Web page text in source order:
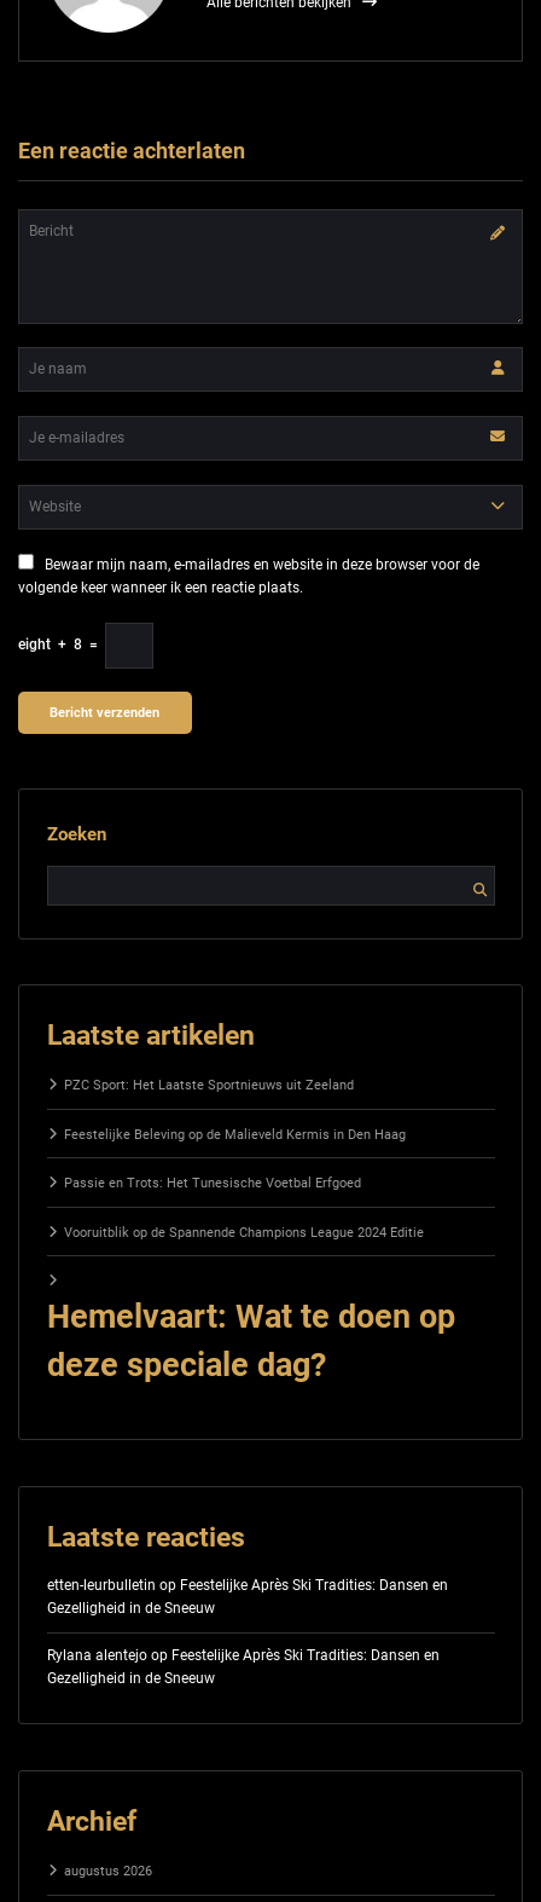
Een reactie achterlaten
Bewaar mijn naam, e-mailadres en website in deze browser voor de
volgende keer wanneer ik een reactie plaats.
eight + 8 =
Zoeken
Laatste artikelen
PZC Sport: Het Laatste Sportnieuws uit Zeeland
Feestelijke Beleving op de Malieveld Kermis in Den Haag
Passie en Trots: Het Tunesische Voetbal Erfgoed
Vooruitblik op de Spannende Champions League 2024 Editie
Hemelvaart: Wat te doen op
deze speciale dag?
Laatste reacties
etten-leurbulletin op Feestelijke Après Ski Tradities: Dansen en
Gezelligheid in de Sneeuw
Rylana alentejoop Feestelijke Après Ski Tradities: Dansen en
Gezelligheid in de Sneeuw
Archief
augustus 2026